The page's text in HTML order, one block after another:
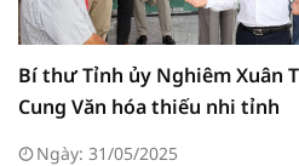
Bí thư Tỉnh ủy Nghiêm Xuân
Cung Văn hóa thiếu nhi tỉnh
Ngày: 31/05/2025